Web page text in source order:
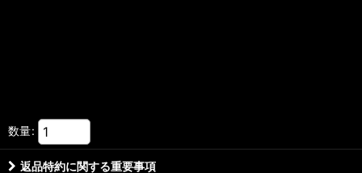
数量:
返品特約に関する重要事項